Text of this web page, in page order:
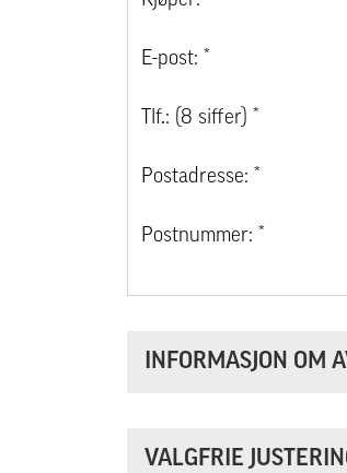
E-post: *
Tlf.: (8 siffer) *
Postadresse: *
Postnummer: *
INFORMASJON OM
VALGFRIE